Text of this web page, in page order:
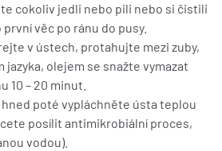
cokoliv jedli nebo pili nebo si čistili
věc po ránu do pusy.
v ústech, protahujte mezi zuby,
olejem se snažte vymazat
10 – 20 minut.
poté vypláchněte ústa teplou
posílit antimikrobiální proces,
vodou).